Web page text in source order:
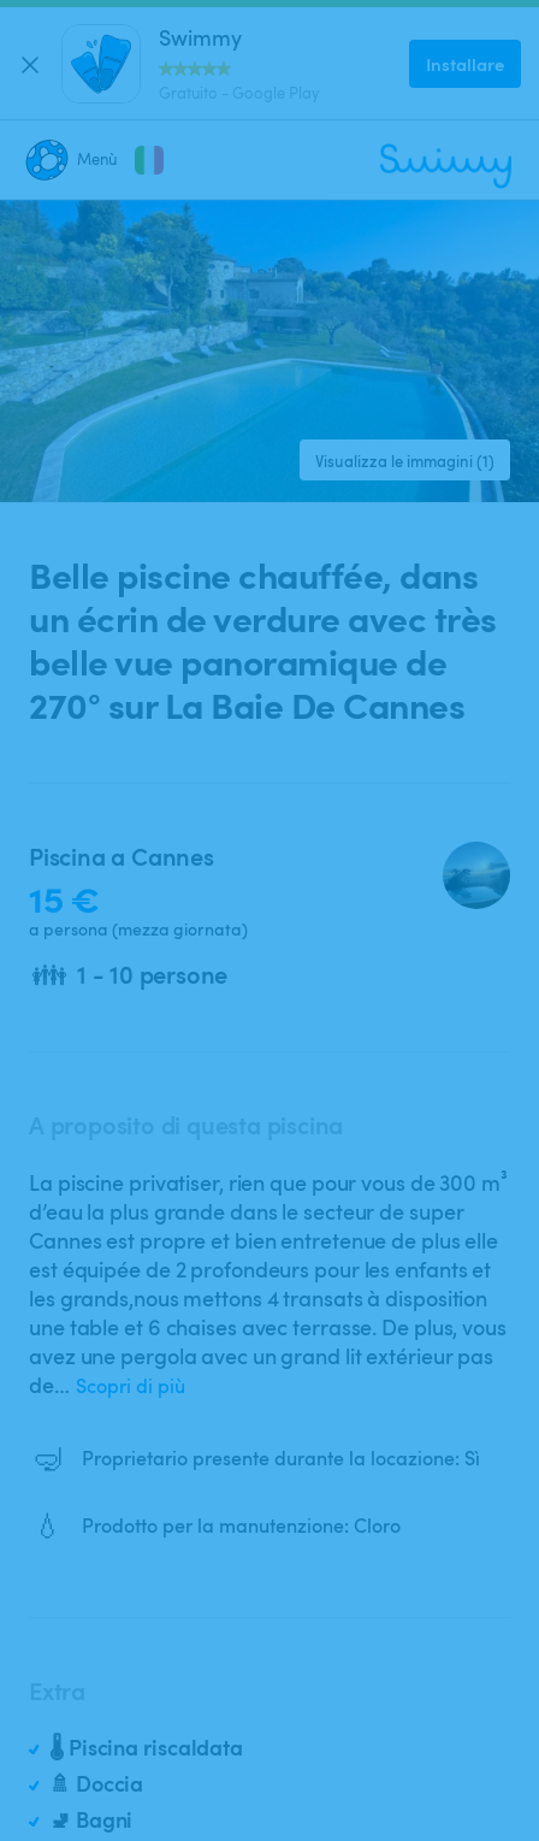
Swimmy
Installare
Menù
Dove stai cercando una piscina?
Dove?
Quando?
Visualizza le immagini (1)
Belle piscinechauffée​,​ dans
unécrindeverdureavec très
bellevue panoramiquede
270°sur La Baie DeCannes
Piscina a Cannes
15 €
a persona (mezza giornata)
👪 1 - 10 persone
La piscine privatiser​,​ rien que pour vous de 300 m³
d’eau la plus grande dans le secteur de super
Cannes est propre et bien entretenue de plus elle
est équipée de 2 profondeurs pour les enfants et
les grands​,​nous mettons 4 transats à disposition
une table et 6 chaises avec terrasse. De plus​,​ vous
avez une pergola avec un grand lit extérieur pas
de… Scopri di più
🤿 Proprietario presente durante la locazione: Sì
💧 Prodotto per la manutenzione: Cloro
🌡️ Piscina riscaldata
🚿 Doccia
🚽 Bagni